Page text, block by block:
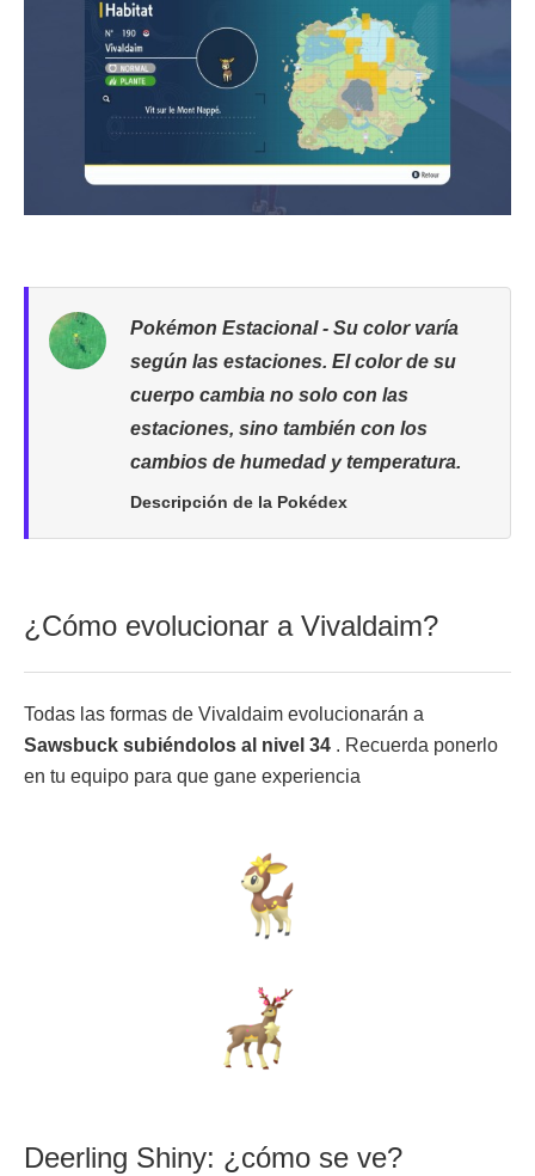
Pokémon Estacional - Su color varía
según las estaciones. El color de su
cuerpo cambia no solo con las
estaciones, sino también con los
cambios de humedad y temperatura.
Descripción de la Pokédex
¿Cómo evolucionar a Vivaldaim?
Todas las formas de Vivaldaim evolucionarán a
Sawsbuck subiéndolos al nivel 34 . Recuerda ponerlo
en tu equipo para que gane experiencia
Deerling Shiny: ¿cómo se ve?